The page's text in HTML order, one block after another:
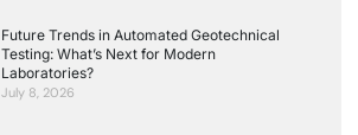
Future Trends in Automated Geotechnical
Testing: What’s Next for Modern
Laboratories?
July 8, 2026